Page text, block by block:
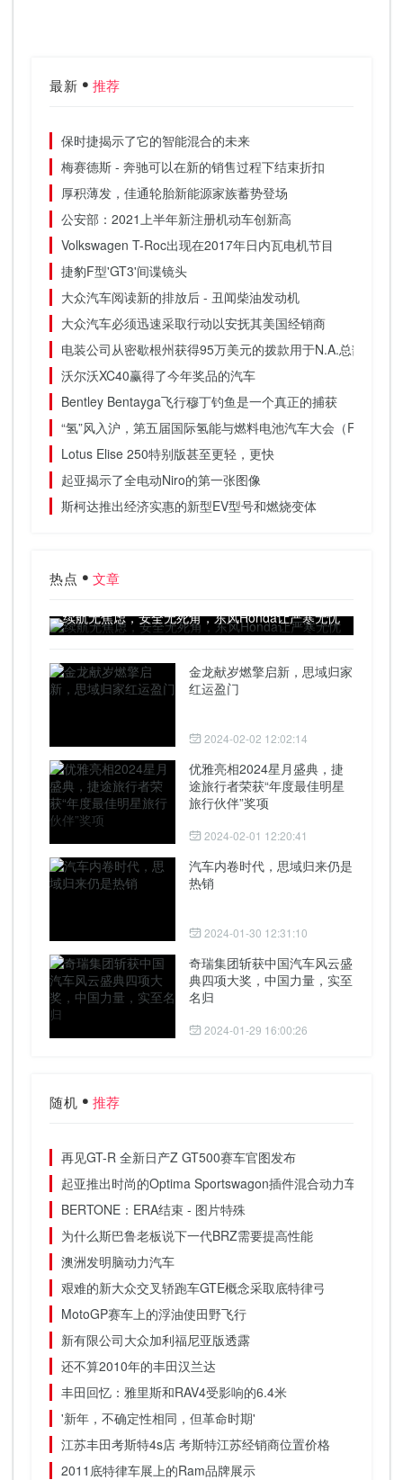
最新 推荐
保时捷揭示了它的智能混合的未来
梅赛德斯 - 奔驰可以在新的销售过程下结束折扣
厚积薄发，佳通轮胎新能源家族蓄势登场
公安部：2021上半年新注册机动车创新高
Volkswagen T-Roc出现在2017年日内瓦电机节目
捷豹F型'GT3'间谍镜头
大众汽车阅读新的排放后 - 丑闻柴油发动机
大众汽车必须迅速采取行动以安抚其美国经销商
电装公司从密歇根州获得95万美元的拨款用于N.A.总部扩建
沃尔沃XC40赢得了今年奖品的汽车
Bentley Bentayga飞行穆丁钓鱼是一个真正的捕获
“氢”风入沪，第五届国际氢能与燃料电池汽车大会（FCVC
Lotus Elise 250特别版甚至更轻，更快
起亚揭示了全电动Niro的第一张图像
斯柯达推出经济实惠的新型EV型号和燃烧变体
热点 文章
续航无焦虑，安全无死角，东风Honda让严寒无忧
金龙献岁燃擎启新，思域归家
红运盈门
2024-02-02 12:02:14
优雅亮相2024星月盛典，捷
途旅行者荣获“年度最佳明星
旅行伙伴”奖项
2024-02-01 12:20:41
汽车内卷时代，思域归来仍是
热销
2024-01-30 12:31:10
奇瑞集团斩获中国汽车风云盛
典四项大奖，中国力量，实至
名归
2024-01-29 16:00:26
随机 推荐
再见GT-R 全新日产Z GT500赛车官图发布
起亚推出时尚的Optima Sportswagon插件混合动力车
BERTONE：ERA结束 - 图片特殊
为什么斯巴鲁老板说下一代BRZ需要提高性能
澳洲发明脑动力汽车
艰难的新大众交叉轿跑车GTE概念采取底特律弓
MotoGP赛车上的浮油使田野飞行
新有限公司大众加利福尼亚版透露
还不算2010年的丰田汉兰达
丰田回忆：雅里斯和RAV4受影响的6.4米
'新年，不确定性相同，但革命时期'
江苏丰田考斯特4s店 考斯特江苏经销商位置价格
2011底特律车展上的Ram品牌展示